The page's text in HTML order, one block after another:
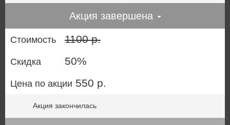
Акция завершена
Стоимость 1100 р.
Скидка 50%
Цена по акции 550 р.
Акция закончилась